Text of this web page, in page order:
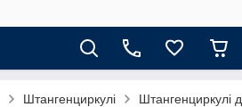
Штангенциркулі Штангенциркулі